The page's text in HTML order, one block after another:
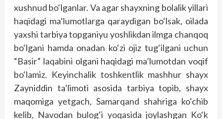
xushnud bo‘lganlar. Va agar shayxning bolalik yillari
haqidagi ma’lumotlarga qaraydigan bo‘lsak, oilada
yaxshi tarbiya topganiyu yoshlikdan ilmga chanqoq
bo‘lgani hamda onadan ko‘zi ojiz tug‘ilgani uchun
“Basir” laqabini olgani haqidagi ma’lumotdan voqif
bo‘lamiz. Keyinchalik toshkentlik mashhur shayx
Zayniddin ta’limoti asosida tarbiya topib, shayx
maqomiga yetgach, Samarqand shahriga ko‘chib
kelib, Navodan bulog‘i yoqasida joylashgan Ko‘k